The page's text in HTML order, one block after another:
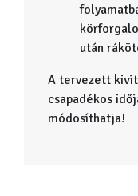
után
A tervezett
csapadékos
módosíthatja!